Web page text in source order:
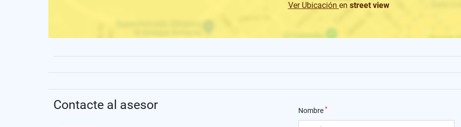
Ver Ubicación en street view
Contacte al asesor Nombre *